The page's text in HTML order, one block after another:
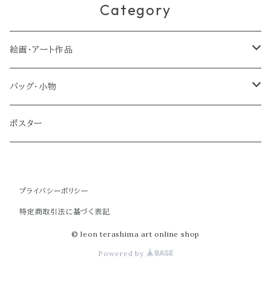
Category
絵画・アート作品
大型作品
ノーマルサイズ（約Ａ２サイズ）
スモールサイズ
バッグ・小物
トートバッグ
ショルダーバッグ
ポスター
プライバシーポリシー
特定商取引法に基づく表記
© leon terashima art online shop
Powered by